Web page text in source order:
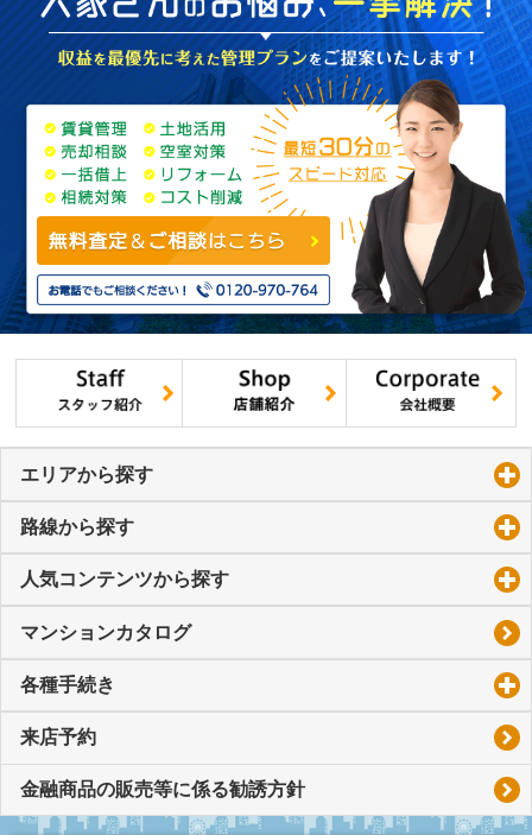
エリアから探す
路線から探す
人気コンテンツから探す
マンションカタログ
各種手続き
来店予約
金融商品の販売等に係る勧誘方針